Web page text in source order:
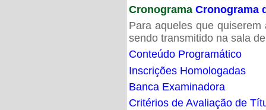
Cronograma Cronograma
Para aqueles que
sendo transmitido na sala
Conteúdo Programático
Inscrições Homologadas
Banca Examinadora
Critérios de Avaliação de